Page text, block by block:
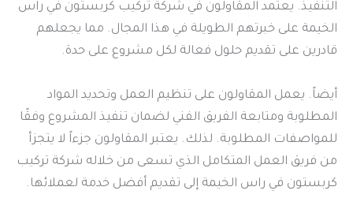
التنفيذ. يعتمد المقاولون في شركة تركيب كربستون في راس
الخيمة على خبرتهم الطويلة في هذا المجال. مما يجعلهم
قادرين على تقديم حلول فعالة لكل مشروع على حدة.
أيضاً. يعمل المقاولون على تنظيم العمل وتحديد المواد
المطلوبة ومتابعة الفريق الفني لضمان تنفيذ المشروع وفقًا
للمواصفات المطلوبة. لذلك. يعتبر المقاولون جزءاً لا يتجزأ
من فريق العمل المتكامل الذي تسعى من خلاله شركة تركيب
كربستون في راس الخيمة إلى تقديم أفضل خدمة لعملائها.